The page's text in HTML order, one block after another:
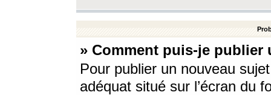
» Comment puis-je
Pour publier un nouveau
adéquat situé sur l’écran du